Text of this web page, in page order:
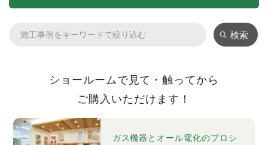
検索
ショールームで見て・触ってから
ご購入いただけます！
ガス機器とオール電化のプロシ